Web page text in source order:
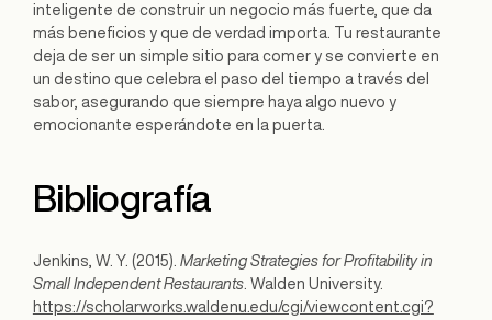
inteligente de construir un negocio más fuerte, que da
más beneficios y que de verdad importa. Tu restaurante
deja de ser un simple sitio para comer y se convierte en
un destino que celebra el paso del tiempo a través del
sabor, asegurando que siempre haya algo nuevo y
emocionante esperándote en la puerta.
Bibliografía
Jenkins, W. Y. (2015). Marketing Strategies for Profitability in
Small Independent Restaurants. Walden University.
https://scholarworks.waldenu.edu/cgi/viewcontent.cgi?